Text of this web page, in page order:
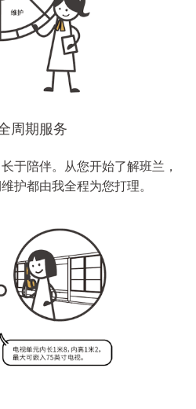
周期服务
于陪伴。从您开始了解班兰，
护都由我全程为您打理。